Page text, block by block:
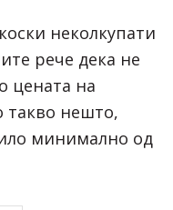
неколкупати
рече дека не
цената на
такво нешто,
минимално од